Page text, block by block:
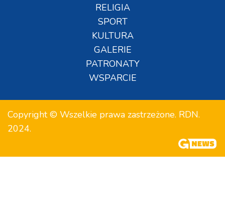
RELIGIA
SPORT
KULTURA
GALERIE
PATRONATY
WSPARCIE
Copyright © Wszelkie prawa zastrzeżone. RDN.
2024.